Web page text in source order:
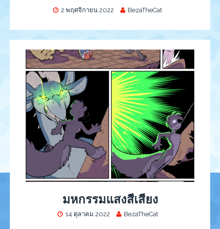
2 พฤศจิกายน 2022 BezaTheCat
มหกรรมแสงสีเสียง
14 ตุลาคม 2022 BezaTheCat